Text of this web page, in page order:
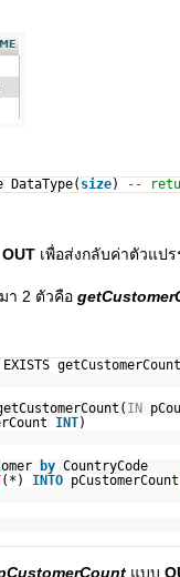
DataType( size) --
OUT เพื่อส่งกลับค่าตัวแปร
า 2 ตัวคือ
IN
INT)
by CountryCode
(*) INTO pCustomerCount
แบบ